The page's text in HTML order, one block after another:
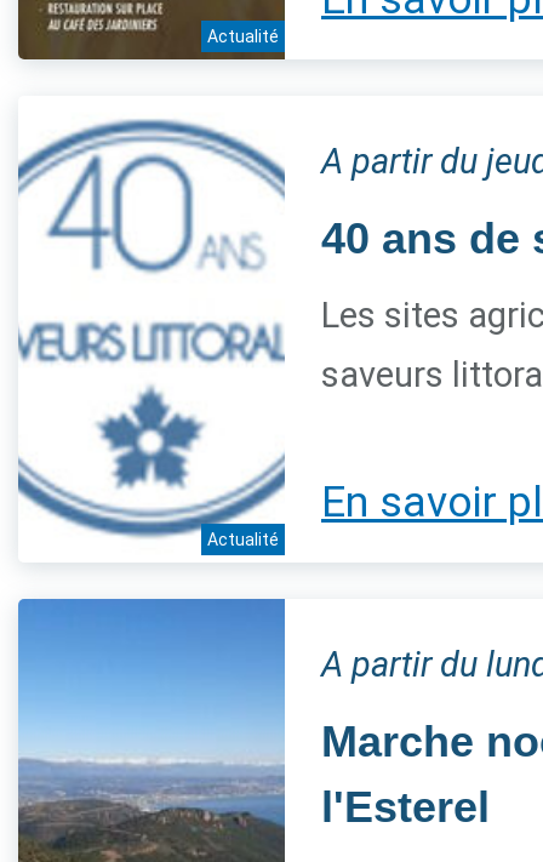
Actualité
Actualité
A partir du
40 ans de
Les sites
saveurs
En savoir
A partir du
Marche
l'Esterel